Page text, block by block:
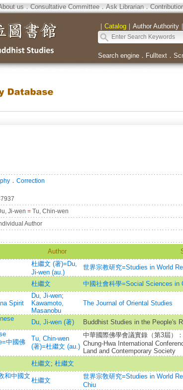
us．Consultative Committee．Ask Librarian．
｜ Catalog｜ Author Authority｜
Search engine． Fulltext．
． Correction
Ji-wen =Tu, Chin-wen
Author
Author
杜繼文 (著)=Du,
Ji-wen (au.)
世界宗教研究=Studies in World
杜繼文 中國社會科學=Social Sciences in
Spirit
Du, Ji-wen;
Kawamoto,
Masanobu
The Journal of Oriental Studies
Du, Ji-wen (著) Buddhist Studies in the People's
中國佛
Tu, Chin-wen
(著)=杜繼文 (au.)
中華國際佛學會議實錄（第3屆）
Chung-Hwa International
Land and Contemporary Society
杜繼文; 杜繼文
和中國文
杜繼文
世界宗敎研究=Studies in World
Chiu